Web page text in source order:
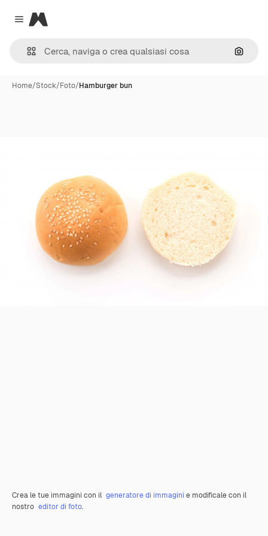
Close menu
Magnific
Cerca
Home/Stock/Foto/Hamburger bun
Crea le tue immagini con il generatore di immagini e modificale con il
nostro editor di foto.